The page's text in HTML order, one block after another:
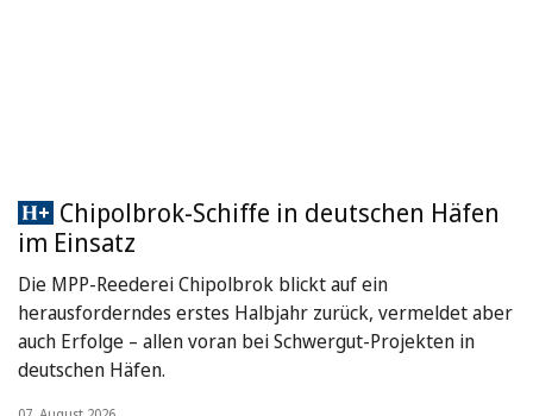
Chipolbrok-Schiffe in deutschen Häfen
im Einsatz
Die MPP-Reederei Chipolbrok blickt auf ein
herausforderndes erstes Halbjahr zurück, vermeldet aber
auch Erfolge – allen voran bei Schwergut-Projekten in
deutschen Häfen.